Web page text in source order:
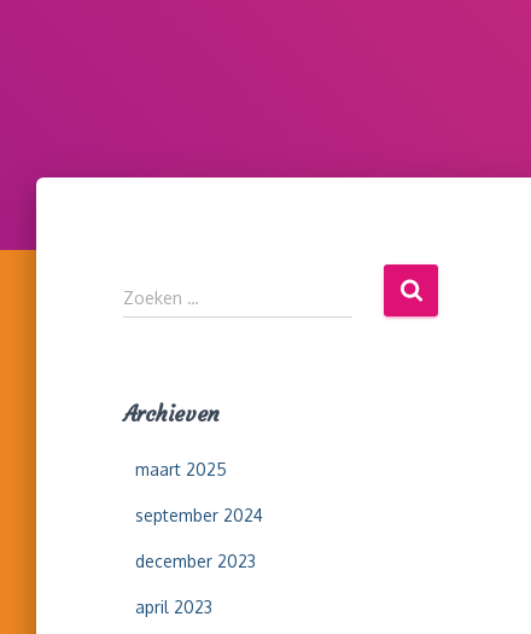
Z
o
n
Zoeken …
Archieven
maart 2025
september 2024
december 2023
april 2023